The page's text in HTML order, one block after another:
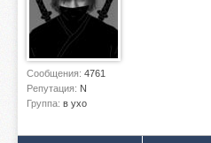
Сообщения: 4761
Репутация: N
Группа: в ухо